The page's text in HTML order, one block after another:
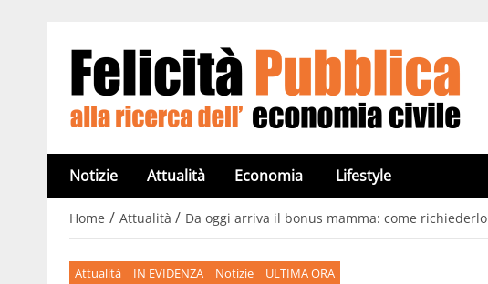
Notizie Attualità Economia Lifestyle
Home / Attualità / Da oggi arriva il bonus mamma: come richiederlo
Attualità IN EVIDENZA Notizie ULTIMA ORA